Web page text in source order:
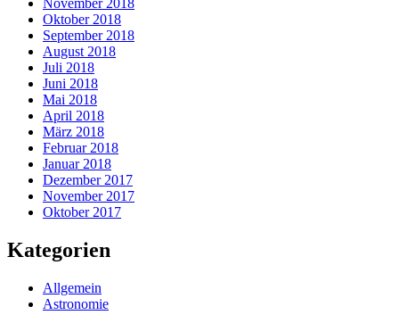
November 2018
Oktober 2018
September 2018
August 2018
Juli 2018
Juni 2018
Mai 2018
April 2018
März 2018
Februar 2018
Januar 2018
Dezember 2017
November 2017
Oktober 2017
Kategorien
Allgemein
Astronomie